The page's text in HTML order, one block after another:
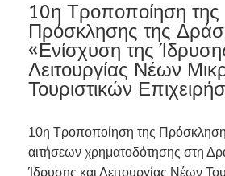
10η Τροποποίηση της
Πρόσκλησης της
«Ενίσχυση της
Λειτουργίας Νέων
Τουριστικών
10η Τροποποίηση της
αιτήσεων χρηματοδότησης στη
Ίδρυσης και Λειτουργίας Νέων